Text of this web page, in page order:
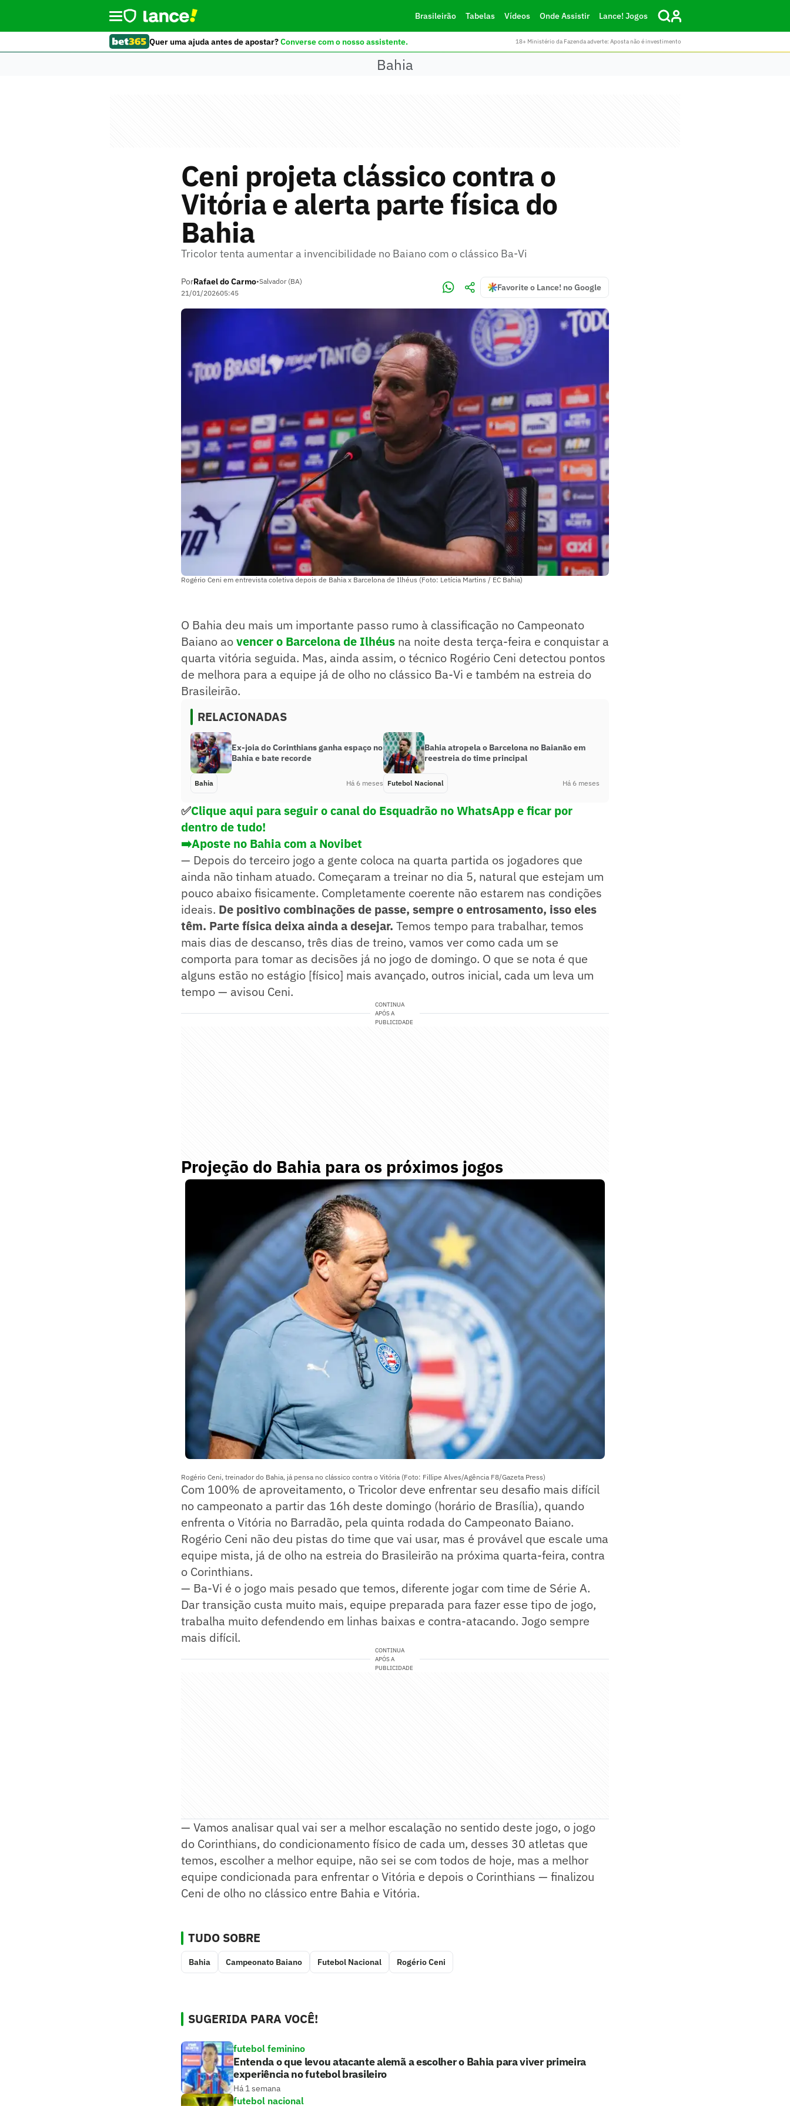
Brasileirão Tabelas Vídeos Onde Assistir Lance! Jogos
Quer uma ajuda antes de apostar?Converse com o nosso assistente. 18+ Ministério da Fazenda adverte: Aposta não é investimento
Bahia
Ceni projeta clássico contra o
Vitória e alerta parte física do
Bahia
Tricolor tenta aumentar a invencibilidade no Baiano com o clássico Ba-Vi
PorRafael do Carmo•Salvador (BA)
21/01/202605:45
Favorite o Lance! no Google
Rogério Ceni em entrevista coletiva depois de Bahia x Barcelona de Ilhéus (Foto: Letícia Martins / EC Bahia)
O Bahia deu mais um importante passo rumo à classificação no Campeonato
Baiano aovencer o Barcelona de Ilhéus na noite desta terça-feira e conquistar a
quarta vitória seguida. Mas, ainda assim, o técnico Rogério Ceni detectou pontos
de melhora para a equipe já de olho no clássico Ba-Vi e também na estreia do
Brasileirão.
RELACIONADAS
Ex-joia do Corinthians ganha espaço no
Bahia e bate recorde
Bahia Há 6 meses
Bahia atropela o Barcelona no Baianão em
reestreia do time principal
Futebol Nacional Há 6 meses
✅Clique aqui para seguir o canal do Esquadrão no WhatsApp e ficar por
dentro de tudo!
➡️Aposte no Bahia com a Novibet
— Depois do terceiro jogo a gente coloca na quarta partida os jogadores que
ainda não tinham atuado. Começaram a treinar no dia 5, natural que estejam um
pouco abaixo fisicamente. Completamente coerente não estarem nas condições
ideais. De positivo combinações de passe, sempre o entrosamento, isso eles
têm. Parte física deixa ainda a desejar. Temos tempo para trabalhar, temos
mais dias de descanso, três dias de treino, vamos ver como cada um se
comporta para tomar as decisões já no jogo de domingo. O que se nota é que
alguns estão no estágio [físico] mais avançado, outros inicial, cada um leva um
tempo — avisou Ceni.
CONTINUA
APÓS A
PUBLICIDADE
Projeção do Bahia para os próximos jogos
Rogério Ceni, treinador do Bahia, já pensa no clássico contra o Vitória (Foto: Fillipe Alves/Agência F8/Gazeta Press)
Com 100% de aproveitamento, o Tricolor deve enfrentar seu desafio mais difícil
no campeonato a partir das 16h deste domingo (horário de Brasília), quando
enfrenta o Vitória no Barradão, pela quinta rodada do Campeonato Baiano.
Rogério Ceni não deu pistas do time que vai usar, mas é provável que escale uma
equipe mista, já de olho na estreia do Brasileirão na próxima quarta-feira, contra
o Corinthians.
— Ba-Vi é o jogo mais pesado que temos, diferente jogar com time de Série A.
Dar transição custa muito mais, equipe preparada para fazer esse tipo de jogo,
trabalha muito defendendo em linhas baixas e contra-atacando. Jogo sempre
mais difícil.
CONTINUA
APÓS A
PUBLICIDADE
— Vamos analisar qual vai ser a melhor escalação no sentido deste jogo, o jogo
do Corinthians, do condicionamento físico de cada um, desses 30 atletas que
temos, escolher a melhor equipe, não sei se com todos de hoje, mas a melhor
equipe condicionada para enfrentar o Vitória e depois o Corinthians — finalizou
Ceni de olho no clássico entre Bahia e Vitória.
TUDO SOBRE
Bahia Campeonato Baiano Futebol Nacional Rogério Ceni
SUGERIDA PARA VOCÊ!
futebol feminino
Entenda o que levou atacante alemã a escolher o Bahia para viver primeira
experiência no futebol brasileiro
Há 1 semana
futebol nacional